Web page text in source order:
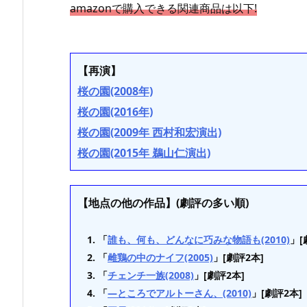
amazonで購入できる関連商品は以下!
【再演】
桜の園(2008年)
桜の園(2016年)
桜の園(2009年 西村和宏演出)
桜の園(2015年 鵜山仁演出)
【地点の他の作品】(劇評の多い順)
「誰も、何も、どんなに巧みな物語も(2010) 」
「雌鶏の中のナイフ(2005) 」[劇評2本]
「チェンチ一族(2008) 」[劇評2本]
「—ところでアルトーさん、(2010) 」[劇評2本]